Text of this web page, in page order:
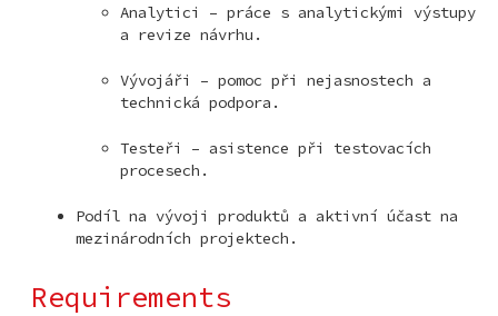
Analytici – práce s analytickými výstupy
a revize návrhu.
Vývojáři – pomoc při nejasnostech a
technická podpora.
Testeři – asistence při testovacích
procesech.
Podíl na vývoji produktů a aktivní účast na
mezinárodních projektech.
Requirements